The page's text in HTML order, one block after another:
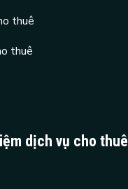
thuê
thuê
dịch vụ cho thuê